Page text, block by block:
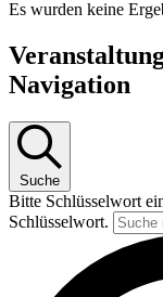
Es wurden keine
Navigation
Suche
Bitte Schlüsselwort
Schlüsselwort.